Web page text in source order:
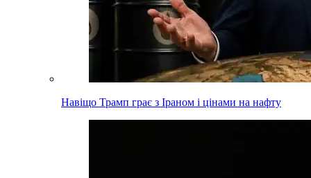
Навіщо Трамп грає з Іраном і цінами на нафту